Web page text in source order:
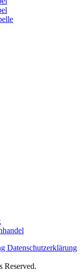
Datenschutzerklärung